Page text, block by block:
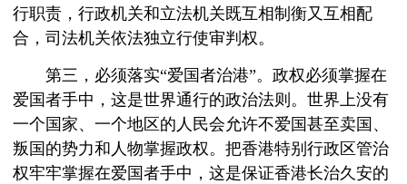
行职责，行政机关和立法机关既互相制衡又互相配
合，司法机关依法独立行使审判权。
第三，必须落实“爱国者治港”。政权必须掌握在
爱国者手中，这是世界通行的政治法则。世界上没有
一个国家、一个地区的人民会允许不爱国甚至卖国、
叛国的势力和人物掌握政权。把香港特别行政区管治
权牢牢掌握在爱国者手中，这是保证香港长治久安的